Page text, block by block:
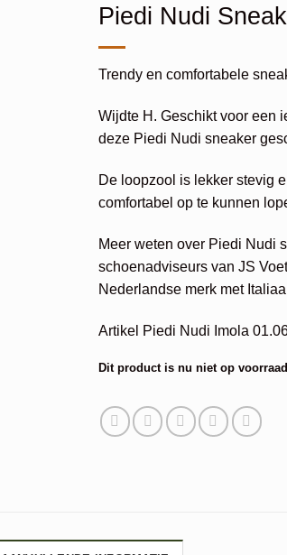
Piedi Nudi
Trendy en comfortabele
Wijdte H. Geschikt voor een
deze Piedi Nudi sneaker
De loopzool is lekker stevig
comfortabel op te kunnen
Meer weten over Piedi Nudi
schoenadviseurs van JS
Nederlandse merk met
Artikel Piedi Nudi Imola
Dit product is nu niet op
Alternative: